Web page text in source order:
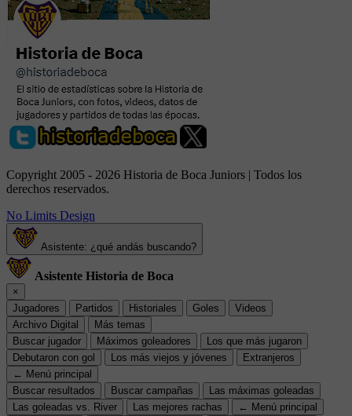
Copyright 2005 - 2026 Historia de Boca Juniors | Todos los
derechos reservados.
No Limits Design
Asistente: ¿qué andás buscando?
Asistente Historia de Boca
×
Jugadores
Partidos Historiales Goles
Videos
Archivo Digital
Más temas
Buscar jugador
Máximos goleadores
Los que más jugaron
Debutaron con gol
Los más viejos y jóvenes
Extranjeros
← Menú principal
Buscar resultados
Buscar campañas
Las máximas goleadas
Las goleadas vs. River
Las mejores rachas
← Menú principal